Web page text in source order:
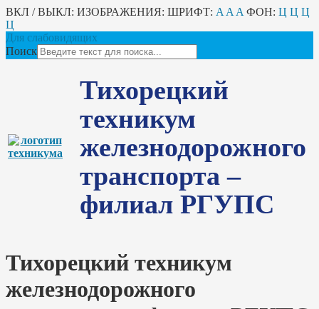
ВКЛ / ВЫКЛ: ИЗОБРАЖЕНИЯ: ШРИФТ: A A A ФОН: Ц Ц Ц
Ц
Для слабовидящих
Поиск
Тихорецкий
техникум
железнодорожного
транспорта –
филиал РГУПС
Тихорецкий техникум
железнодорожного